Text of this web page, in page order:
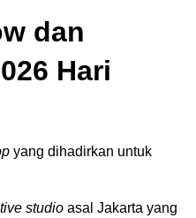
dan
Hari
yang dihadirkan untuk
studioasal Jakarta yang